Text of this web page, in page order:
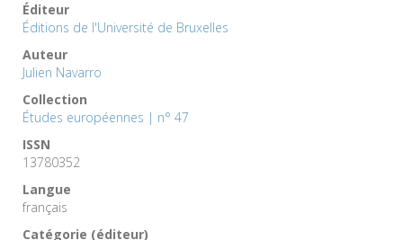
Éditeur
Éditions de l'Université de Bruxelles
Auteur
Julien Navarro
Collection
Études européennes | n° 47
ISSN
13780352
Langue
français
Catégorie (éditeur)